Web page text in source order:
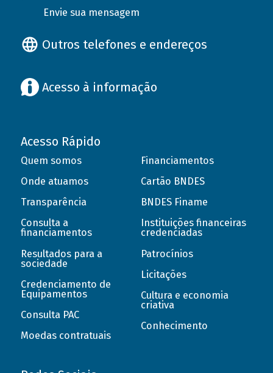
Envie sua mensagem
Outros telefones e endereços
Acesso à informação
Acesso Rápido
Quem somos
Onde atuamos
Transparência
Consulta a
financiamentos
Resultados para a
sociedade
Credenciamento de
Equipamentos
Consulta PAC
Moedas contratuais
Financiamentos
Cartão BNDES
BNDES Finame
Instituições financeiras
credenciadas
Patrocínios
Licitações
Cultura e economia
criativa
Conhecimento